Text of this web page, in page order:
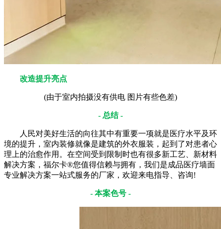
改造提升亮点
(由于室内拍摄没有供电 图片有些色差)
- 总结 -
人民对美好生活的向往其中有重要一项就是医疗水平及环
境的提升，室内装修就像是建筑的外衣服装，起到了对患者心
理上的治愈作用。在空间受到限制时也有很多新工艺、新材料
解决方案，福尔卡®您值得信赖与拥有，我们是成品医疗墙面
专业解决方案一站式服务的厂家，欢迎来电指导、咨询!
- 本案色号 -